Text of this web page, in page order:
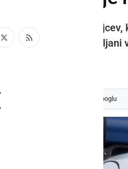
bilo prijetih tudi 16
zaščito in bili odpeljani
kot svoj prednostni vir na Googlu